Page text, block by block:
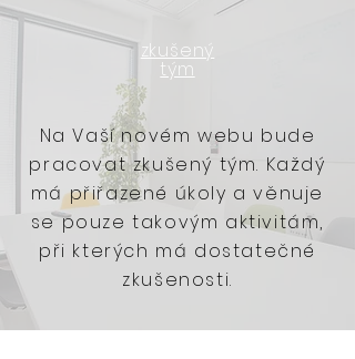
zkušený
tým
Na Vaší novém webu bude
pracovat zkušený tým. Každý
má přiřazené úkoly a věnuje
se pouze takovým aktivitám,
při kterých má dostatečné
zkušenosti.